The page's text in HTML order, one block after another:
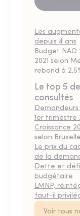
Les
depuis 4 ans
Budget NAO
2021 selon
rebond à
Le top 5
consultés
1er trimestre
Croissance
selon
Le prix du
de la
Dette et
budgétaire
LMNP,
faut-il
Voir tous